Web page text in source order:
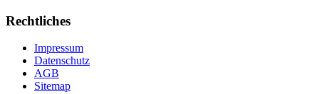
Rechtliches
Impressum
Datenschutz
AGB
Sitemap